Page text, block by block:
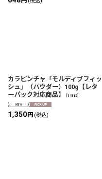
カラピンチャ「モルディブフィッ
シュ」（パウダー）100g【レタ
ーパック対応商品】
14115
1,350円 (税込)